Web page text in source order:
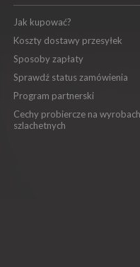
Jak kupować?
Koszty dostawy przesyłek
Sposoby zapłaty
Sprawdź status zamówienia
Program partnerski
Cechy probiercze na
szlachetnych